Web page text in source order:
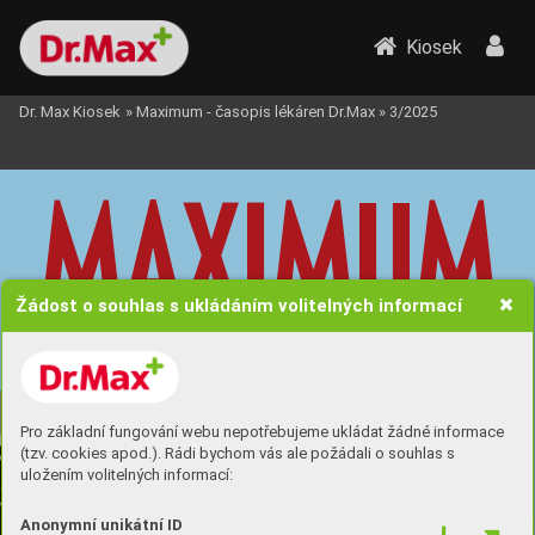
Žádost o souhlas s ukládáním volitelných informací
Pro základní fungování webu nepotřebujeme ukládat žádné informace
(tzv. cookies apod.). Rádi bychom vás ale požádali o souhlas s
uložením volitelných informací:
Anonymní unikátní ID
MAXIMUM
Poslední
frajer?
Kiosek
Dr. Max Kiosek » Maximum - časopis lékáren Dr.Max » 3/2025